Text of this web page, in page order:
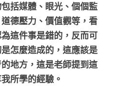
括媒體、眼光、個個監
德壓力、價值觀等，看
這件事是錯的，反而可
怎麼造成的，這應該是
地方，這是老師提到這
所學的經驗。